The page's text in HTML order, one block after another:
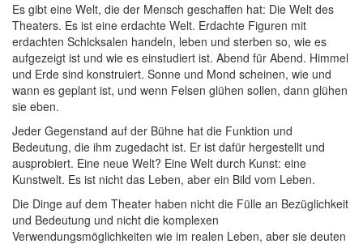
Es gibt eine Welt, die der Mensch geschaffen hat: Die Welt des
Theaters. Es ist eine erdachte Welt. Erdachte Figuren mit
erdachten Schicksalen handeln, leben und sterben so, wie es
aufgezeigt ist und wie es einstudiert ist. Abend für Abend. Himmel
und Erde sind konstruiert. Sonne und Mond scheinen, wie und
wann es geplant ist, und wenn Felsen glühen sollen, dann glühen
sie eben.
Jeder Gegenstand auf der Bühne hat die Funktion und
Bedeutung, die ihm zugedacht ist. Er ist dafür hergestellt und
ausprobiert. Eine neue Welt? Eine Welt durch Kunst: eine
Kunstwelt. Es ist nicht das Leben, aber ein Bild vom Leben.
Die Dinge auf dem Theater haben nicht die Fülle an Bezüglichkeit
und Bedeutung und nicht die komplexen
Verwendungsmöglichkeiten wie im realen Leben, aber sie deuten